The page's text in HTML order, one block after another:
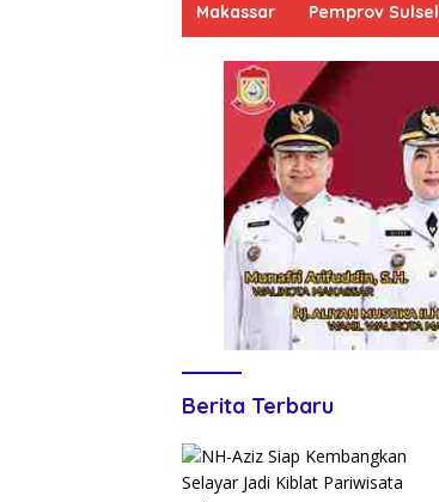
Makassar Pemprov Sulsel
SUARACELEBES
Berita Terbaru